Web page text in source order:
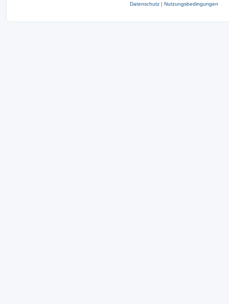
Datenschutz | Nutzungsbedingungen